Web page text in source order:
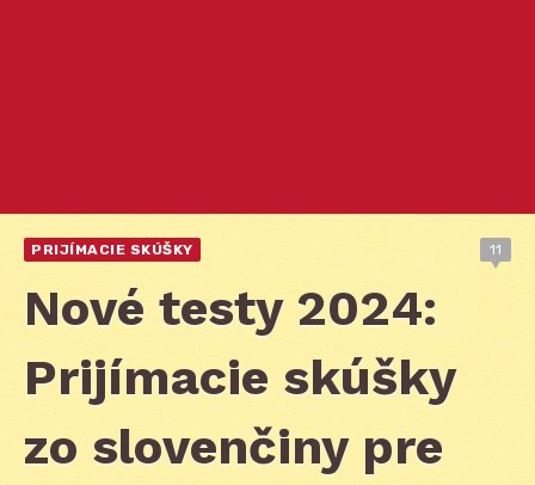
PRIJÍMACIE SKÚŠKY 11
Nové testy 2024:
Prijímacie skúšky
zo slovenčiny pre